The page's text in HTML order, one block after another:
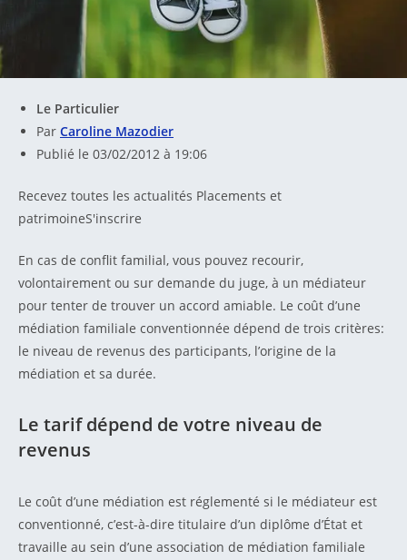
Le Particulier
Par Caroline Mazodier
Publié le 03/02/2012 à 19:06
Recevez toutes les actualités Placements et
patrimoineS'inscrire
En cas de conflit familial, vous pouvez recourir,
volontairement ou sur demande du juge, à un médiateur
pour tenter de trouver un accord amiable. Le coût d’une
médiation familiale conventionnée dépend de trois critères:
le niveau de revenus des participants, l’origine de la
médiation et sa durée.
Le tarif dépend de votre niveau de
revenus
Le coût d’une médiation est réglementé si le médiateur est
conventionné, c’est-à-dire titulaire d’un diplôme d’État et
travaille au sein d’une association de médiation familiale